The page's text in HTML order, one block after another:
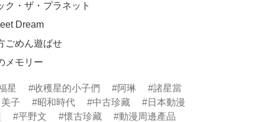
のメモリー
星 收穫星的小子們 阿琳
諸星當
子
昭和時代 中古珍藏
日本動漫
平野文 懷古珍藏
動漫周邊產品